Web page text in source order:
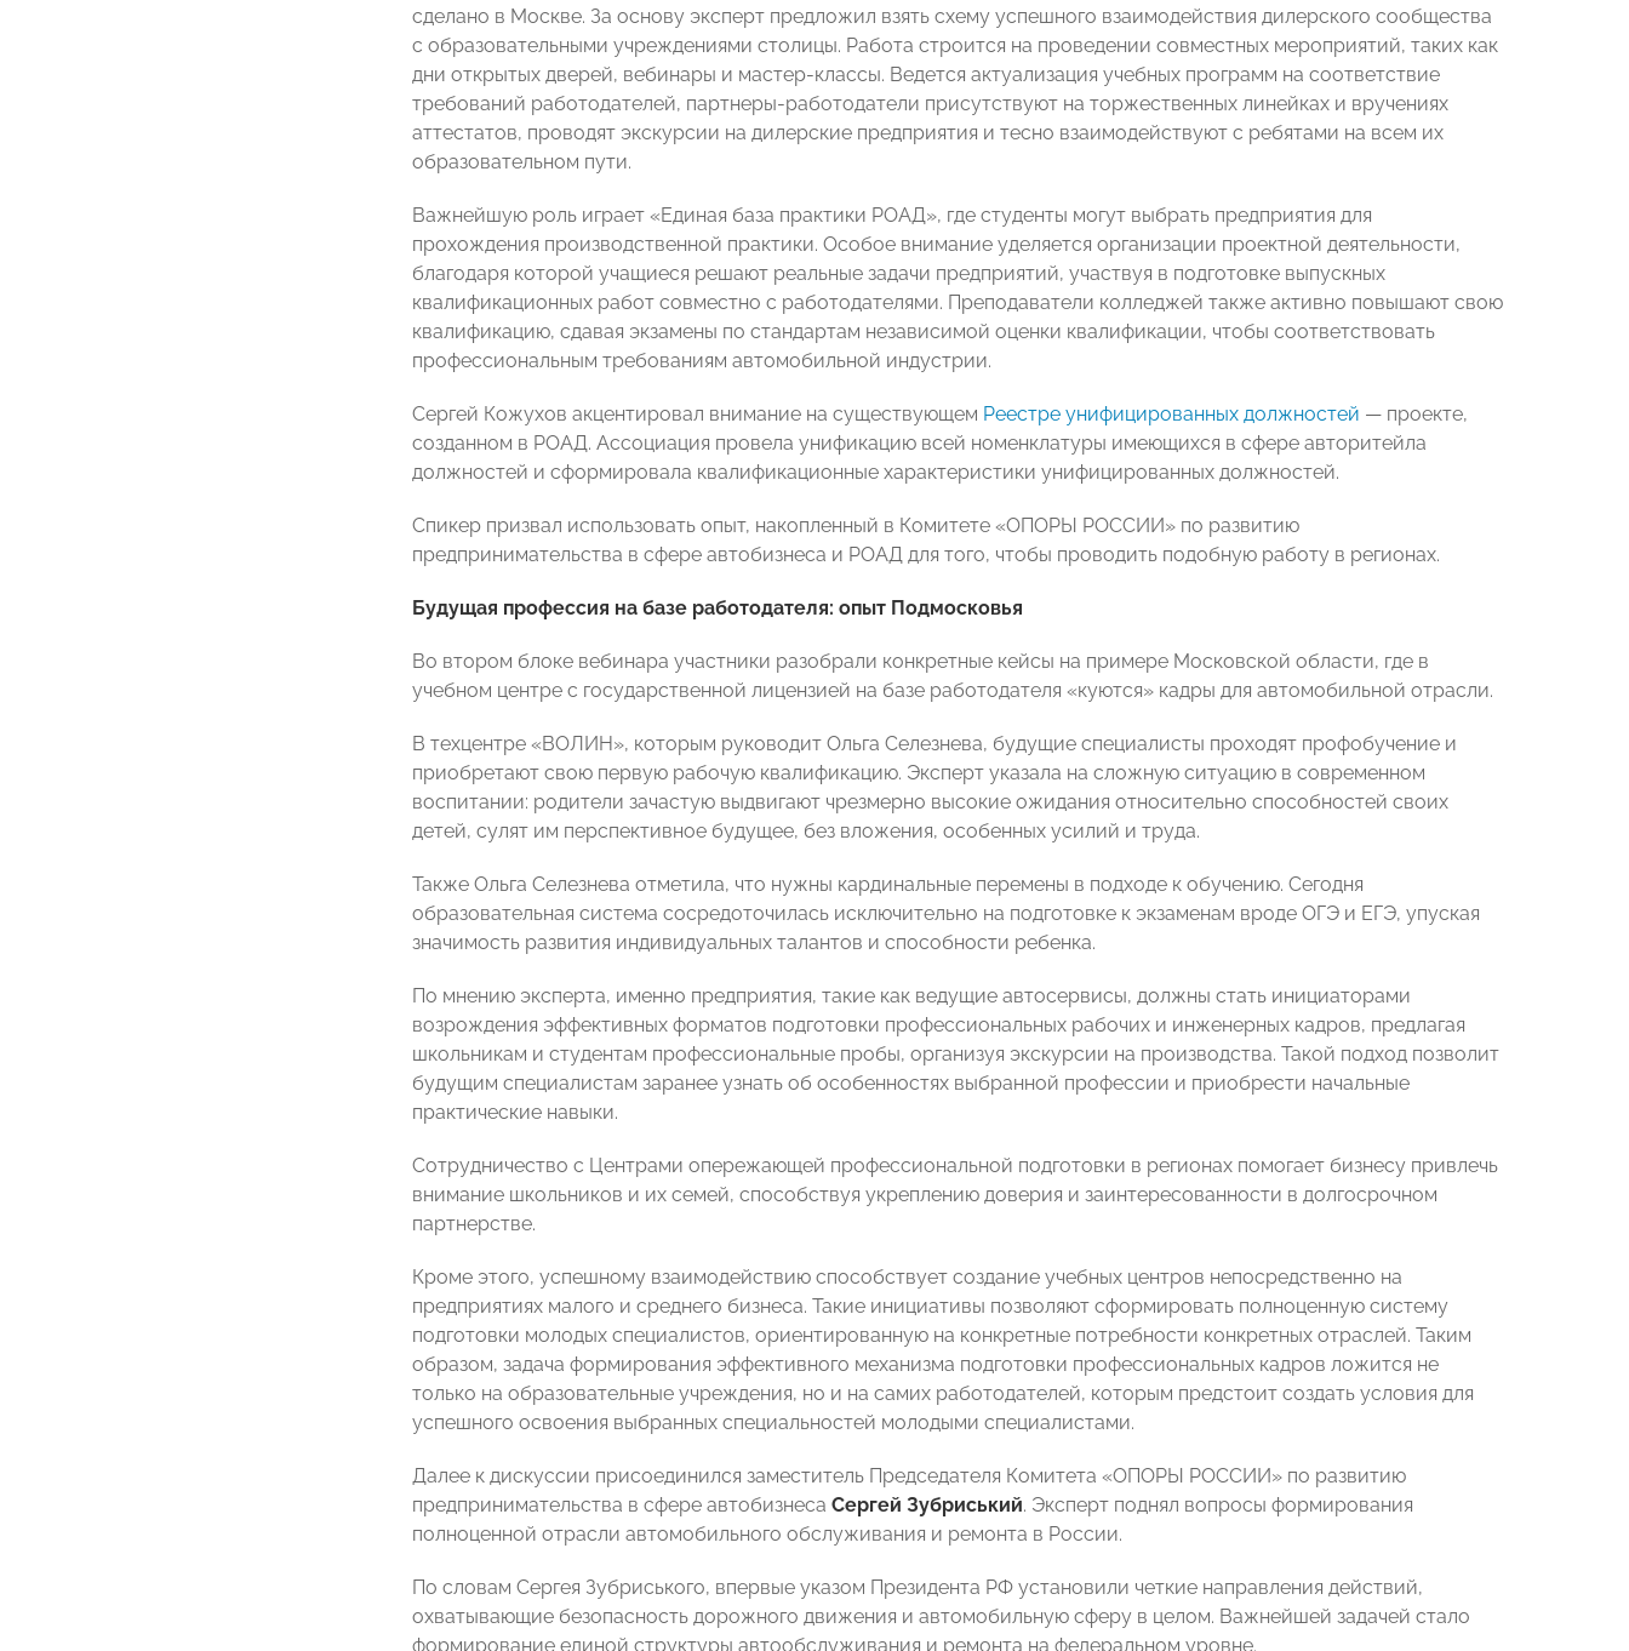
сделано в Москве. За основу эксперт предложил взять схему успешного взаимодействия дилерского сообщества
с образовательными учреждениями столицы. Работа строится на проведении совместных мероприятий, таких как
дни открытых дверей, вебинары и мастер-классы. Ведется актуализация учебных программ на соответствие
требований работодателей, партнеры-работодатели присутствуют на торжественных линейках и вручениях
аттестатов, проводят экскурсии на дилерские предприятия и тесно взаимодействуют с ребятами на всем их
образовательном пути.
Важнейшую роль играет «Единая база практики РОАД», где студенты могут выбрать предприятия для
прохождения производственной практики. Особое внимание уделяется организации проектной деятельности,
благодаря которой учащиеся решают реальные задачи предприятий, участвуя в подготовке выпускных
квалификационных работ совместно с работодателями. Преподаватели колледжей также активно повышают свою
квалификацию, сдавая экзамены по стандартам независимой оценки квалификации, чтобы соответствовать
профессиональным требованиям автомобильной индустрии.
Сергей Кожухов акцентировал внимание на существующем Реестре унифицированных должностей — проекте,
созданном в РОАД. Ассоциация провела унификацию всей номенклатуры имеющихся в сфере авторитейла
должностей и сформировала квалификационные характеристики унифицированных должностей.
Спикер призвал использовать опыт, накопленный в Комитете «ОПОРЫ РОССИИ» по развитию
предпринимательства в сфере автобизнеса и РОАД для того, чтобы проводить подобную работу в регионах.
Будущая профессия на базе работодателя: опыт Подмосковья
Во втором блоке вебинара участники разобрали конкретные кейсы на примере Московской области, где в
учебном центре с государственной лицензией на базе работодателя «куются» кадры для автомобильной отрасли.
В техцентре «ВОЛИН», которым руководит Ольга Селезнева, будущие специалисты проходят профобучение и
приобретают свою первую рабочую квалификацию. Эксперт указала на сложную ситуацию в современном
воспитании: родители зачастую выдвигают чрезмерно высокие ожидания относительно способностей своих
детей, сулят им перспективное будущее, без вложения, особенных усилий и труда.
Также Ольга Селезнева отметила, что нужны кардинальные перемены в подходе к обучению. Сегодня
образовательная система сосредоточилась исключительно на подготовке к экзаменам вроде ОГЭ и ЕГЭ, упуская
значимость развития индивидуальных талантов и способности ребенка.
По мнению эксперта, именно предприятия, такие как ведущие автосервисы, должны стать инициаторами
возрождения эффективных форматов подготовки профессиональных рабочих и инженерных кадров, предлагая
школьникам и студентам профессиональные пробы, организуя экскурсии на производства. Такой подход позволит
будущим специалистам заранее узнать об особенностях выбранной профессии и приобрести начальные
практические навыки.
Сотрудничество с Центрами опережающей профессиональной подготовки в регионах помогает бизнесу привлечь
внимание школьников и их семей, способствуя укреплению доверия и заинтересованности в долгосрочном
партнерстве.
Кроме этого, успешному взаимодействию способствует создание учебных центров непосредственно на
предприятиях малого и среднего бизнеса. Такие инициативы позволяют сформировать полноценную систему
подготовки молодых специалистов, ориентированную на конкретные потребности конкретных отраслей. Таким
образом, задача формирования эффективного механизма подготовки профессиональных кадров ложится не
только на образовательные учреждения, но и на самих работодателей, которым предстоит создать условия для
успешного освоения выбранных специальностей молодыми специалистами.
Далее к дискуссии присоединился заместитель Председателя Комитета «ОПОРЫ РОССИИ» по развитию
предпринимательства в сфере автобизнеса Сергей Зубриський. Эксперт поднял вопросы формирования
полноценной отрасли автомобильного обслуживания и ремонта в России.
По словам Сергея Зубриського, впервые указом Президента РФ установили четкие направления действий,
охватывающие безопасность дорожного движения и автомобильную сферу в целом. Важнейшей задачей стало
формирование единой структуры автообслуживания и ремонта на федеральном уровне.